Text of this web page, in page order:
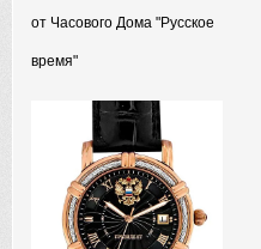
от Часового Дома "Русское
время"